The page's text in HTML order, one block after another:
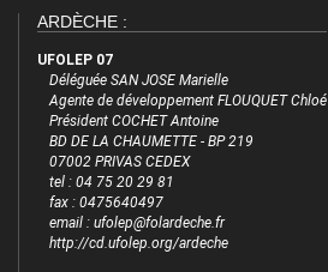
ARDÈCHE :
UFOLEP 07
Déléguée SAN JOSE Marielle
Agente de développement FLOUQUET Chloé
Président COCHET Antoine
BD DE LA CHAUMETTE - BP 219
07002 PRIVAS CEDEX
tel : 04 75 20 29 81
fax : 0475640497
email : ufolep@folardeche.fr
http://cd.ufolep.org/ardeche